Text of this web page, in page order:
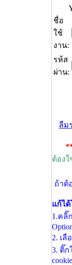
ชื่อ
ใช้
งาน:
รห้ส
ผ่าน:
ลืม
ต้องใ
ถ้าต้
แก้ได้
1.คลิ๊
2. เลื
3. ติ๊ก